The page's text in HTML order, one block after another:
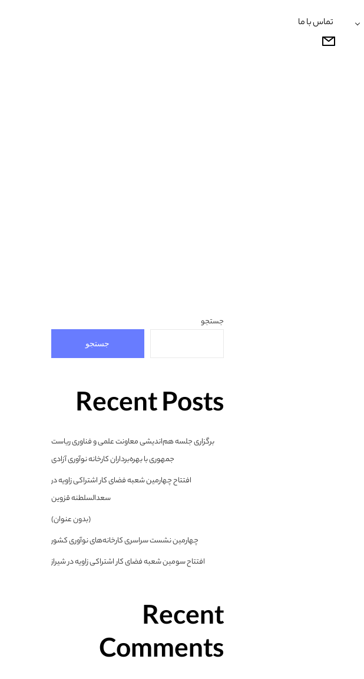
تماس با ما
جستجو
جستجو
Recent Posts
برگزاری جلسه هم‌اندیشی معاونت علمی و فناوری ریاست
جمهوری با بهره‌برداران کارخانه نوآوری آزادی
افتتاح چهارمین شعبه فضای کار اشتراکی زاویه در
سعدالسلطنه قزوین
(بدون عنوان)
چهارمین نشست سراسری کارخانه‌های نوآوری کشور
افتتاح سومین شعبه فضای کار اشتراکی زاویه در شیراز
Recent
Comments